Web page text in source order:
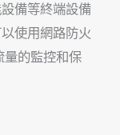
備等終端設備
使用網路防火
量的監控和保